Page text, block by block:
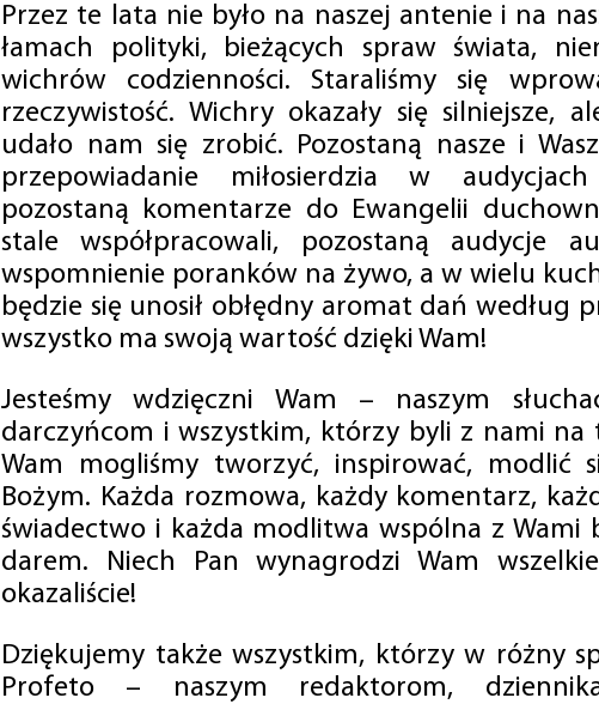
Przez te lata nie było na naszej antenie i na
łamach polityki, bieżących spraw świata,
wichrów codzienności. Staraliśmy się
rzeczywistość. Wichry okazały się silniejsze,
udało nam się zrobić. Pozostaną nasze i
przepowiadanie miłosierdzia w
pozostaną komentarze do Ewangelii
stale współpracowali, pozostaną audycje
wspomnienie poranków na żywo, a w wielu
będzie się unosił obłędny aromat dań według
wszystko ma swoją wartość dzięki Wam!
Jesteśmy wdzięczni Wam – naszym
darczyńcom i wszystkim, którzy byli z nami na
Wam mogliśmy tworzyć, inspirować, modlić
Bożym. Każda rozmowa, każdy komentarz,
świadectwo i każda modlitwa wspólna z Wami
darem. Niech Pan wynagrodzi Wam
okazaliście!
Dziękujemy także wszystkim, którzy w różny
Profeto – naszym redaktorom,